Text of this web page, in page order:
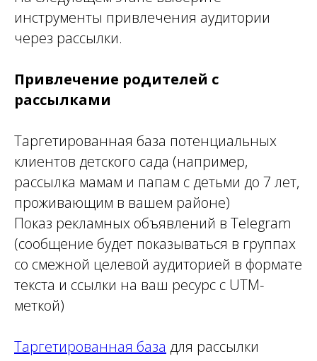
инструменты привлечения аудитории
через рассылки.
Привлечение родителей с
рассылками
Таргетированная база потенциальных
клиентов детского сада (например,
рассылка мамам и папам с детьми до 7 лет,
проживающим в вашем районе)
Показ рекламных объявлений в Telegram
(сообщение будет показываться в группах
со смежной целевой аудиторией в формате
текста и ссылки на ваш ресурс с UTM-
меткой)
Таргетированная база для рассылки